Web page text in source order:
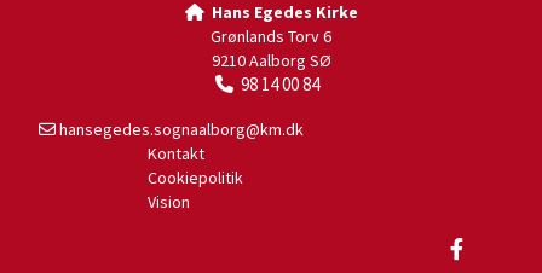
Hans Egedes Kirke
Grønlands Torv 6
9210 Aalborg SØ
 98 14 00 84
 hansegedes.sognaalborg@km.dk
Kontakt
Cookiepolitik
Vision